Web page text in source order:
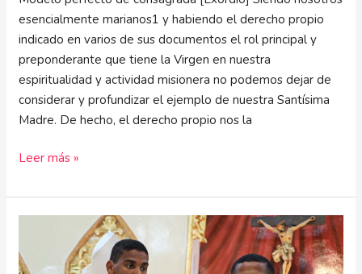
esencialmente marianos1 y habiendo el derecho propio
indicado en varios de sus documentos el rol principal y
preponderante que tiene la Virgen en nuestra
espiritualidad y actividad misionera no podemos dejar de
considerar y profundizar el ejemplo de nuestra Santísima
Madre. De hecho, el derecho propio nos la
Leer más »
Eucarístico
para